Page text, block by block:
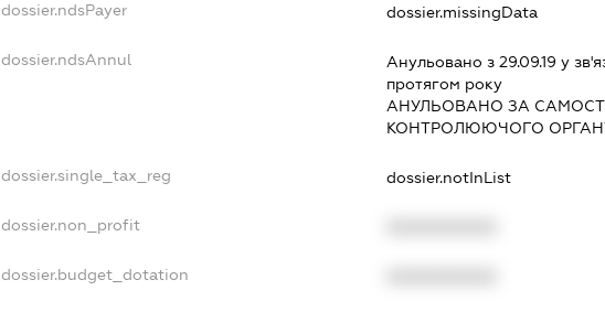
dossier.ndsPayer dossier.missingData
dossier.ndsAnnul
Анульовано з 29.09.19 у
протягом року
АНУЛЬОВАНО ЗА
КОНТРОЛЮЮЧОГО
dossier.single_tax_reg dossier.notInList
dossier.non_profit
dossier.budget_dotation